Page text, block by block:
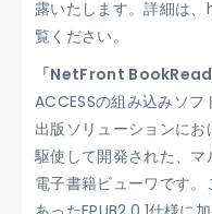
露いたします。詳細
覧ください。
「NetFront
ACCESSの組み込みソ
出版ソリューションに
駆使して開発された、マ
電子書籍ビューワです